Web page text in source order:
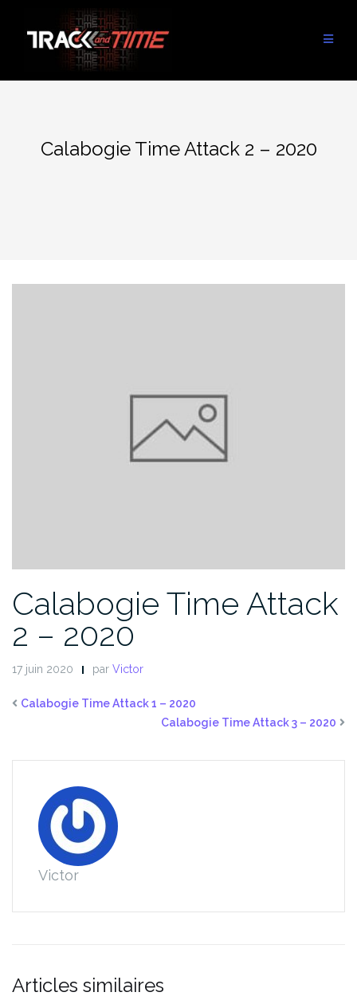
contenu
Calabogie Time Attack 2 – 2020
Calabogie Time Attack
2 – 2020
17 juin 2020 par Victor
Calabogie Time Attack 1 – 2020
Calabogie Time Attack 3 – 2020
Victor
Articles similaires